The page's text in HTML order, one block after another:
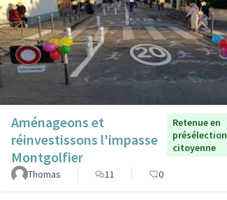
Aménageons et
réinvestissons l'impasse
Montgolfier
Retenue en
présélection
citoyenne
Thomas 11 0